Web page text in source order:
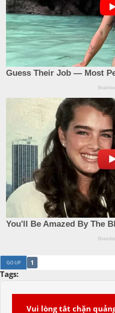
Vui lòng tắt chặn
GO UP 1
Tags: